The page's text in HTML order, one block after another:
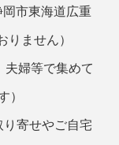
市東海道広重
りません）
夫婦等で集めて
）
寄せやご自宅